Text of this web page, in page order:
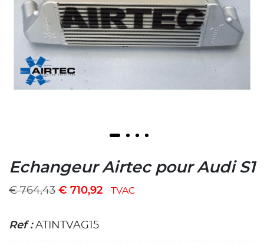
Echangeur Airtec pour Audi S1
€764,43 € 710,92 TVAC
Ref :ATINTVAG15